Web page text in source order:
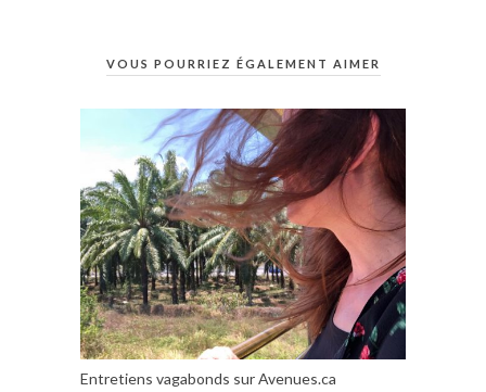
VOUS POURRIEZ ÉGALEMENT AIMER
Entretiens vagabonds sur Avenues.ca